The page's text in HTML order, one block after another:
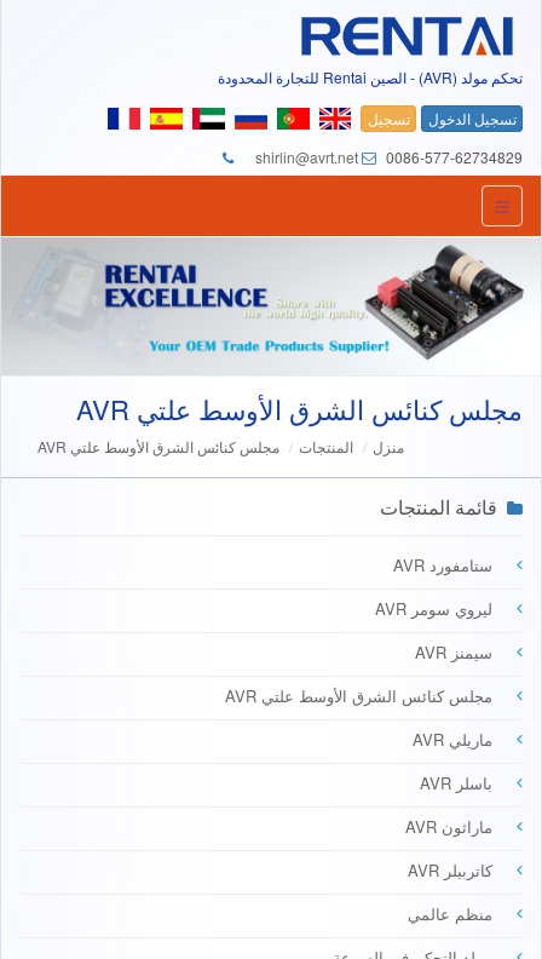
تحكم مولد (AVR) - الصين Rentai للتجارة المحدودة
تسجيل الدخول
تسجيل
shirlin@avrt.net
0086-577-62734829
مجلس كنائس الشرق الأوسط علتي AVR
منزل المنتجات مجلس كنائس الشرق الأوسط علتي AVR
قائمة المنتجات
ستامفورد AVR
ليروي سومر AVR
سيمنز AVR
مجلس كنائس الشرق الأوسط علتي AVR
ماريلي AVR
باسلر AVR
ماراثون AVR
كاتربيلر AVR
منظم عالمي